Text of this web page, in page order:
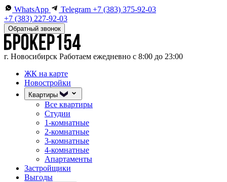
WhatsApp Telegram +7 (383) 375-92-03
+7 (383) 227-92-03
Обратный звонок
г. Новосибирск Работаем ежедневно с 8:00 до 23:00
ЖК на карте
Новостройки
Квартиры
Все квартиры
Студии
1-комнатные
2-комнатные
3-комнатные
4-комнатные
Апартаменты
Застройщики
Выгоды